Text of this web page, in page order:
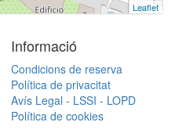
+
Leaflet
Informació
Condicions de reserva
Política de privacitat
Avís Legal - LSSI - LOPD
Política de cookies